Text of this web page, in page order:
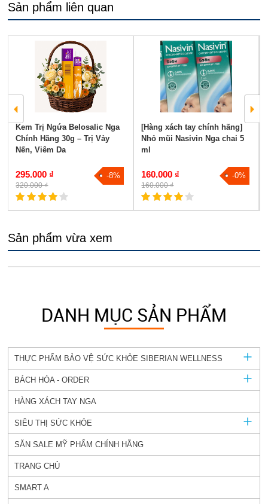
Sản phẩm liên quan
Kem Trị Ngứa Belosalic Nga
Chính Hãng 30g – Trị Vảy
Nến, Viêm Da
295.000 ₫
320.000 ₫
-8%
[Hàng xách tay chính hãng]
Nhỏ mũi Nasivin Nga chai 5
ml
160.000 ₫
160.000 ₫
-0%
Sản phẩm vừa xem
DANH MỤC SẢN PHẨM
THỰC PHẨM BẢO VỆ SỨC KHỎE SIBERIAN WELLNESS
BÁCH HÓA - ORDER
HÀNG XÁCH TAY NGA
SIÊU THỊ SỨC KHỎE
SĂN SALE MỸ PHẨM CHÍNH HÃNG
TRANG CHỦ
SMART A